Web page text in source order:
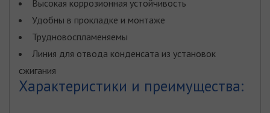
Высокая коррозионная устойчивость
Удобны в прокладке и монтаже
Трудновоспламеняемы
Линия для отвода конденсата из установок
сжигания
Характеристики и преимущества: